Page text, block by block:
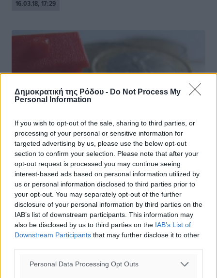
Δημοκρατική της Ρόδου - Do Not Process My
Personal Information
If you wish to opt-out of the sale, sharing to third parties, or
processing of your personal or sensitive information for
targeted advertising by us, please use the below opt-out
section to confirm your selection. Please note that after your
opt-out request is processed you may continue seeing
interest-based ads based on personal information utilized by
us or personal information disclosed to third parties prior to
your opt-out. You may separately opt-out of the further
disclosure of your personal information by third parties on the
IAB’s list of downstream participants. This information may
also be disclosed by us to third parties on the IAB’s List of
Downstream Participants that may further disclose it to other
Personal Data Processing Opt Outs
16.03.18, 17:29
ΕΕ: Μακράν «πρωταθλήτρια» η Ελλάδα
στα «κόκκινα δάνεια»
Με ενημερωτικό του έγγραφο προς επιλεγμένους
αποδέκτες, το Ευρωπαϊκό Κοινοβούλιο κατατάσσει την
Ελλάδα μακράν πρώτη, απ’ όλες τις χώρες της